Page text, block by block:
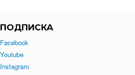
ПОДПИСКА
Facebook
Youtube
Instagram